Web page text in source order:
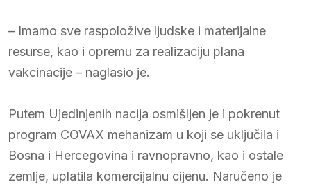
– Imamo sve raspoložive ljudske i materijalne
resurse, kao i opremu za realizaciju plana
vakcinacije – naglasio je.
Putem Ujedinjenih nacija osmišljen je i pokrenut
program COVAX mehanizam u koji se uključila i
Bosna i Hercegovina i ravnopravno, kao i ostale
zemlje, uplatila komercijalnu cijenu. Naručeno je